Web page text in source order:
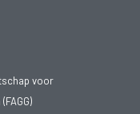
voor